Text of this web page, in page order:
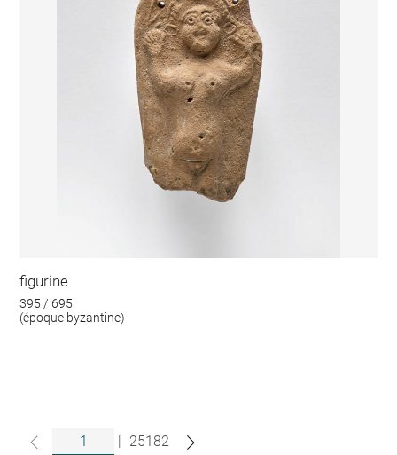
figurine
395 / 695
(époque byzantine)
| 25182